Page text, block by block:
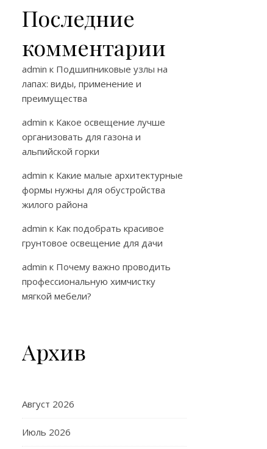
Последние
комментарии
admin к Подшипниковые узлы на
лапах: виды, применение и
преимущества
admin к Какое освещение лучше
организовать для газона и
альпийской горки
admin к Какие малые архитектурные
формы нужны для обустройства
жилого района
admin к Как подобрать красивое
грунтовое освещение для дачи
admin к Почему важно проводить
профессиональную химчистку
мягкой мебели?
Архив
Август 2026
Июль 2026